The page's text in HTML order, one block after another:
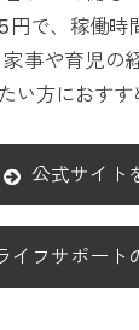
円で、稼働時
事や育児の
い方におすす
公式サイト
イフサポート